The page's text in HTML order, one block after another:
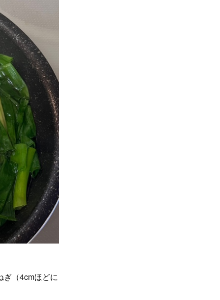
ぎ（4cmほどに